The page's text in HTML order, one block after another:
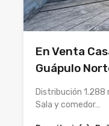
En Venta
Guápulo
Distribución 1.288
Sala y comedor…